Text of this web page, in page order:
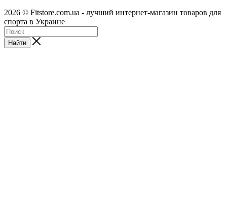
2026 © Fitstore.com.ua - лучший интернет-магазин товаров для
спорта в Украине
Найти